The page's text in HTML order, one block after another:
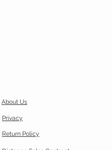
About Us
Privacy
Return Policy